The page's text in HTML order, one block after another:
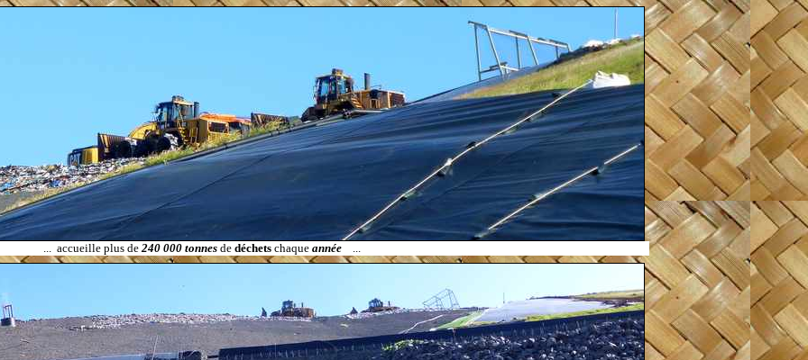
... accueille plus de 240 000 tonnes de déchets chaque année ...